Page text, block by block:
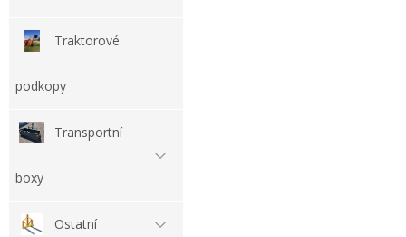
Traktorové
podkopy
Transportní
boxy
Ostatní